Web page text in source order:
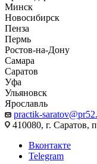
Минск
Новосибирск
Пенза
Пермь
Ростов-на-Дону
Самара
Саратов
Уфа
Ульяновск
Ярославль
practik-
410080, г. Саратов,
Вконтакте
Telegram